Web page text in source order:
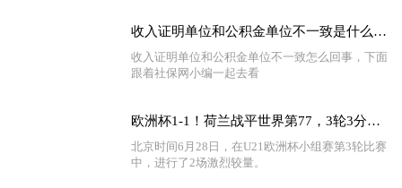
收入证明单位和公积金单位不一致是什么原因 收入证明和工作单位不一致怎么办
收入证明单位和公积金单位不一致怎么回事，下面
跟着社保网小编一起去看
欧洲杯1-1！荷兰战平世界第77，3轮3分小组出局，葡萄牙绝杀出线
北京时间6月28日，在U21欧洲杯小组赛第3轮比赛
中，进行了2场激烈较量。